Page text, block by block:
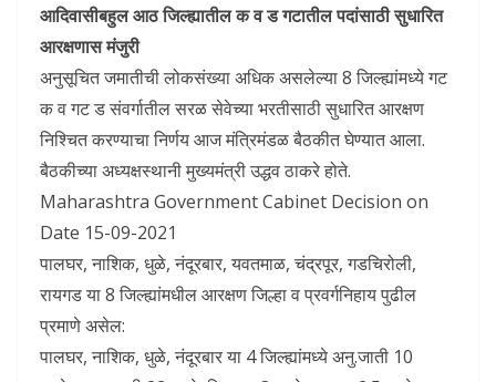
आदिवासीबहुल आठ जिल्ह्यातील क व ड गटातील पदांसाठी सुधारित
आरक्षणास मंजुरी
अनुसूचित जमातीची लोकसंख्या अधिक असलेल्या 8 जिल्ह्यांमध्ये गट
क व गट ड संवर्गातील सरळ सेवेच्या भरतीसाठी सुधारित आरक्षण
निश्चित करण्याचा निर्णय आज मंत्रिमंडळ बैठकीत घेण्यात आला.
बैठकीच्या अध्यक्षस्थानी मुख्यमंत्री उद्धव ठाकरे होते.
Maharashtra Government Cabinet Decision on
Date 15-09-2021
पालघर, नाशिक, धुळे, नंदूरबार, यवतमाळ, चंद्रपूर, गडचिरोली,
रायगड या 8 जिल्ह्यांमधील आरक्षण जिल्हा व प्रवर्गनिहाय पुढील
प्रमाणे असेल:
पालघर, नाशिक, धुळे, नंदूरबार या 4 जिल्ह्यांमध्ये अनु.जाती 10